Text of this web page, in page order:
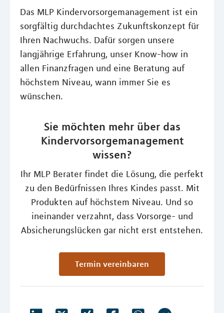
Das MLP Kindervorsorgemanagement ist ein
sorgfältig durchdachtes Zukunftskonzept für
Ihren Nachwuchs. Dafür sorgen unsere
langjährige Erfahrung, unser Know-how in
allen Finanzfragen und eine Beratung auf
höchstem Niveau, wann immer Sie es
wünschen.
Sie möchten mehr über das
Kindervorsorgemanagement
wissen?
Ihr MLP Berater findet die Lösung, die perfekt
zu den Bedürfnissen Ihres Kindes passt. Mit
Produkten auf höchstem Niveau. Und so
ineinander verzahnt, dass Vorsorge- und
Absicherungslücken gar nicht erst entstehen.
Termin vereinbaren